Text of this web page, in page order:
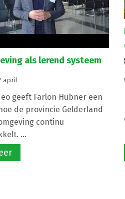
als lerend systeem
april
geeft Farlon Hubner een
de provincie Gelderland
continu
...